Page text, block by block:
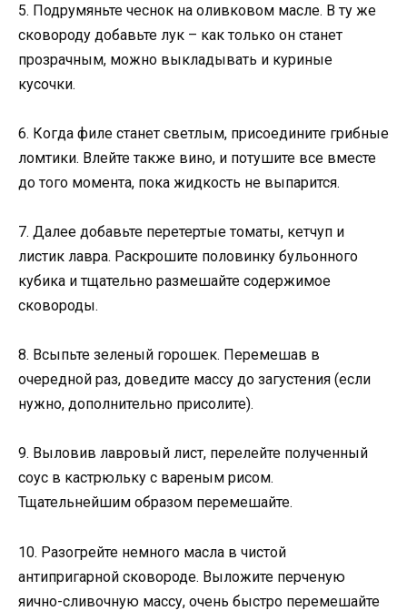
5. Подрумяньте чеснок на оливковом масле. В ту же
сковороду добавьте лук – как только он станет
прозрачным, можно выкладывать и куриные
кусочки.
6. Когда филе станет светлым, присоедините грибные
ломтики. Влейте также вино, и потушите все вместе
до того момента, пока жидкость не выпарится.
7. Далее добавьте перетертые томаты, кетчуп и
листик лавра. Раскрошите половинку бульонного
кубика и тщательно размешайте содержимое
сковороды.
8. Всыпьте зеленый горошек. Перемешав в
очередной раз, доведите массу до загустения (если
нужно, дополнительно присолите).
9. Выловив лавровый лист, перелейте полученный
соус в кастрюльку с вареным рисом.
Тщательнейшим образом перемешайте.
10. Разогрейте немного масла в чистой
антипригарной сковороде. Выложите перченую
яично-сливочную массу, очень быстро перемешайте